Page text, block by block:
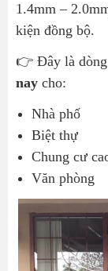
Báo giá
Quy trình
Vì sao nên
Kinh
Câu hỏi
Cửa
Giá
Có nên
Bạn đang
1.4mm –
kiện đồng bộ.
👉 Đây là
nay cho:
Nhà phố
Biệt thự
Chung cư
Văn phòng